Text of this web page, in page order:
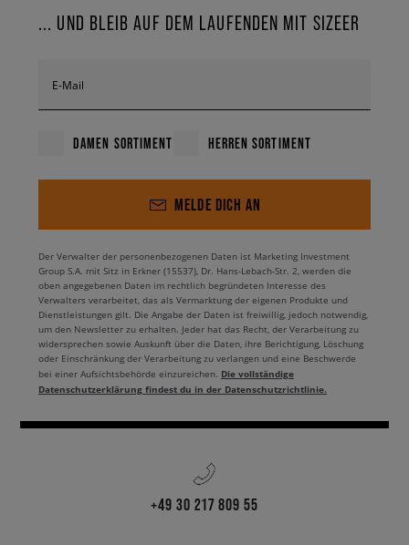
... UND BLEIB AUF DEM LAUFENDEN MIT SIZEER
E-Mail
DAMEN SORTIMENT HERREN SORTIMENT
MELDE DICH AN
Der Verwalter der personenbezogenen Daten ist Marketing Investment
Group S.A. mit Sitz in Erkner (15537), Dr. Hans-Lebach-Str. 2, werden die
oben angegebenen Daten im rechtlich begründeten Interesse des
Verwalters verarbeitet, das als Vermarktung der eigenen Produkte und
Dienstleistungen gilt. Die Angabe der Daten ist freiwillig, jedoch notwendig,
um den Newsletter zu erhalten. Jeder hat das Recht, der Verarbeitung zu
widersprechen sowie Auskunft über die Daten, ihre Berichtigung, Löschung
oder Einschränkung der Verarbeitung zu verlangen und eine Beschwerde
bei einer Aufsichtsbehörde einzureichen. Die vollständige
Datenschutzerklärung findest du in der Datenschutzrichtlinie.
+49 30 217 809 55